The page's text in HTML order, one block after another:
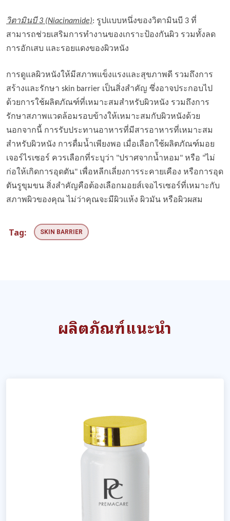
วิตามินบี 3 (Niacinamide): รูปแบบหนึ่งของวิตามินบี 3 ที่
สามารถช่วยเสริมการทำงานของเกราะป้องกันผิว รวมทั้งลด
การอักเสบ และรอยแดงของผิวหนัง
การดูแลผิวหนังให้มีสภาพแข็งแรงและสุขภาพดี รวมถึงการ
สร้างและรักษา skin barrier เป็นสิ่งสำคัญ ซึ่งอาจประกอบไป
ด้วยการใช้ผลิตภัณฑ์ที่เหมาะสมสำหรับผิวหนัง รวมถึงการ
รักษาสภาพแวดล้อมรอบข้างให้เหมาะสมกับผิวหนังด้วย
นอกจากนี้ การรับประทานอาหารที่มีสารอาหารที่เหมาะสม
สำหรับผิวหนัง การดื่มน้ำเพียงพอ เมื่อเลือกใช้ผลิตภัณฑ์มอย
เจอร์ไรเซอร์ ควรเลือกที่ระบุว่า "ปราศจากน้ำหอม" หรือ "ไม่
ก่อให้เกิดการอุดตัน" เพื่อหลีกเลี่ยงการระคายเคือง หรือการอุด
ตันรูขุมขน สิ่งสำคัญคือต้องเลือกมอยส์เจอไรเซอร์ที่เหมาะกับ
สภาพผิวของคุณ ไม่ว่าคุณจะมีผิวแห้ง ผิวมัน หรือผิวผสม
Tag: SKIN BARRIER
ผลิตภัณฑ์แนะนำ